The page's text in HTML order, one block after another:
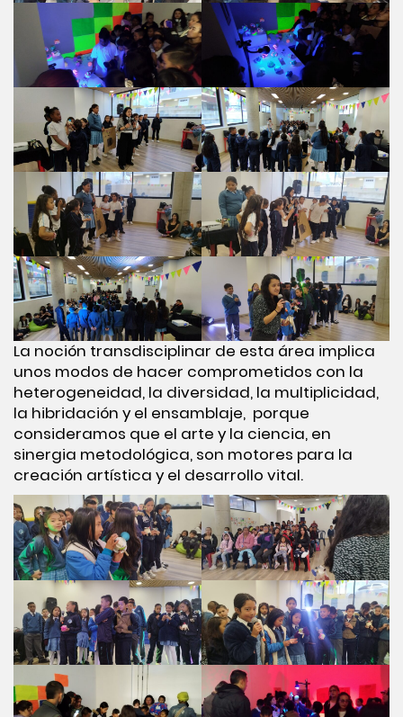
La noción transdisciplinar de esta área implica
unos modos de hacer comprometidos con la
heterogeneidad, la diversidad, la multiplicidad,
la hibridación y el ensamblaje, porque
consideramos que el arte y la ciencia, en
sinergia metodológica, son motores para la
creación artística y el desarrollo vital.